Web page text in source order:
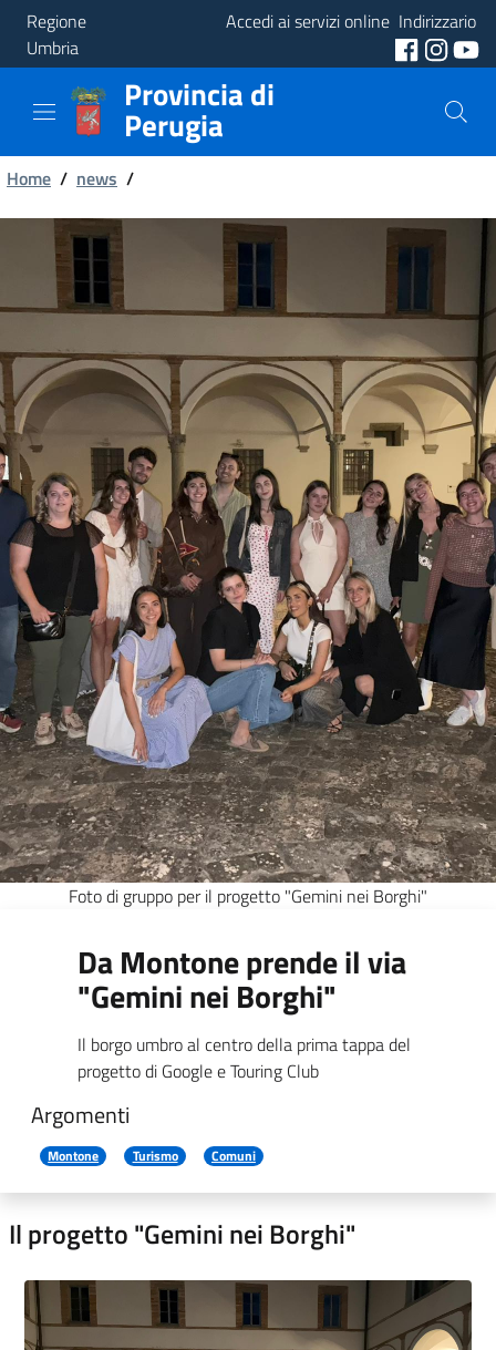
Regione
Umbria
Accedi ai servizi online Indirizzario
Provincia
Aree
Tematiche
Servizi
Provincia di
Perugia
Briciole
di
pane
Home / news /
Foto di gruppo per il progetto "Gemini nei Borghi"
Da Montone prende il via
"Gemini nei Borghi"
Il borgo umbro al centro della prima tappa del
progetto di Google e Touring Club
Argomenti
Montone Turismo Comuni
Il progetto "Gemini nei Borghi"